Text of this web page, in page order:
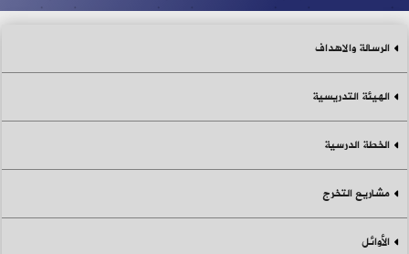
الرسالة والاهداف
الهيئة التدريسية
الخطة الدرسية
مشاريع التخرج
الأوائل